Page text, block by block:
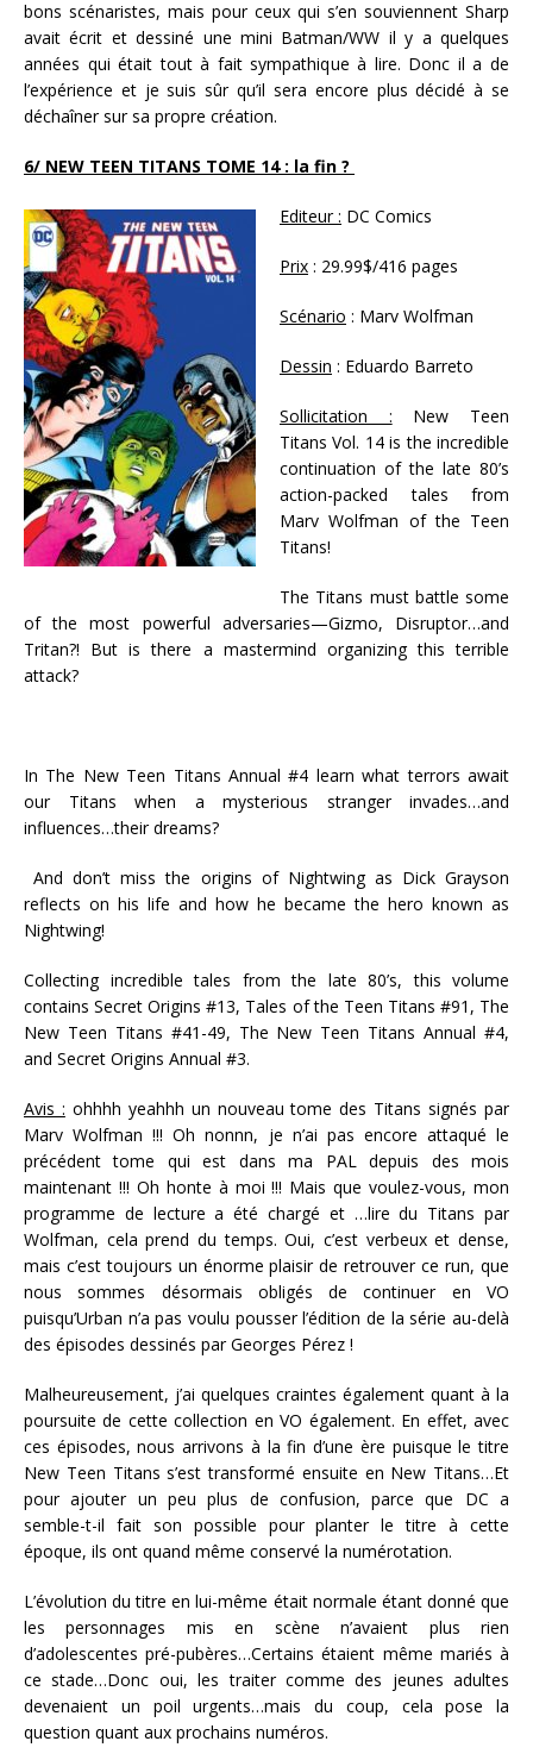
bons scénaristes, mais pour ceux qui s’en souviennent Sharp
avait écrit et dessiné une mini Batman/WW il y a quelques
années qui était tout à fait sympathique à lire. Donc il a de
l’expérience et je suis sûr qu’il sera encore plus décidé à se
déchaîner sur sa propre création.
6/ NEW TEEN TITANS TOME 14 : la fin ?
Editeur : DC Comics
Prix : 29.99$/416 pages
Scénario : Marv Wolfman
Dessin : Eduardo Barreto
Sollicitation : New Teen
Titans Vol. 14 is the incredible
continuation of the late 80’s
action-packed tales from
Marv Wolfman of the Teen
Titans!
The Titans must battle some
of the most powerful adversaries—Gizmo, Disruptor…and
Tritan?! But is there a mastermind organizing this terrible
attack?
In The New Teen Titans Annual #4 learn what terrors await
our Titans when a mysterious stranger invades…and
influences…their dreams?
And don’t miss the origins of Nightwing as Dick Grayson
reflects on his life and how he became the hero known as
Nightwing!
Collecting incredible tales from the late 80’s, this volume
contains Secret Origins #13, Tales of the Teen Titans #91, The
New Teen Titans #41-49, The New Teen Titans Annual #4,
and Secret Origins Annual #3.
Avis : ohhhh yeahhh un nouveau tome des Titans signés par
Marv Wolfman !!! Oh nonnn, je n’ai pas encore attaqué le
précédent tome qui est dans ma PAL depuis des mois
maintenant !!! Oh honte à moi !!! Mais que voulez-vous, mon
programme de lecture a été chargé et …lire du Titans par
Wolfman, cela prend du temps. Oui, c’est verbeux et dense,
mais c’est toujours un énorme plaisir de retrouver ce run, que
nous sommes désormais obligés de continuer en VO
puisqu’Urban n’a pas voulu pousser l’édition de la série au-delà
des épisodes dessinés par Georges Pérez !
Malheureusement, j’ai quelques craintes également quant à la
poursuite de cette collection en VO également. En effet, avec
ces épisodes, nous arrivons à la fin d’une ère puisque le titre
New Teen Titans s’est transformé ensuite en New Titans…Et
pour ajouter un peu plus de confusion, parce que DC a
semble-t-il fait son possible pour planter le titre à cette
époque, ils ont quand même conservé la numérotation.
L’évolution du titre en lui-même était normale étant donné que
les personnages mis en scène n’avaient plus rien
d’adolescentes pré-pubères…Certains étaient même mariés à
ce stade…Donc oui, les traiter comme des jeunes adultes
devenaient un poil urgents…mais du coup, cela pose la
question quant aux prochains numéros.